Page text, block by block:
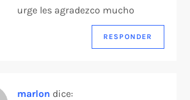
urge les agradezco mucho
RESPONDER
marlon dice: